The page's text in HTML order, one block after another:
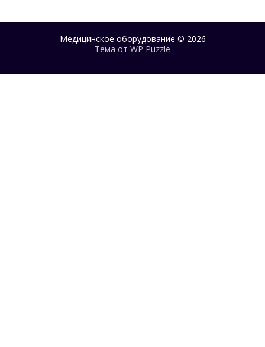
Медицинское оборудование © 2026
Тема от WP Puzzle